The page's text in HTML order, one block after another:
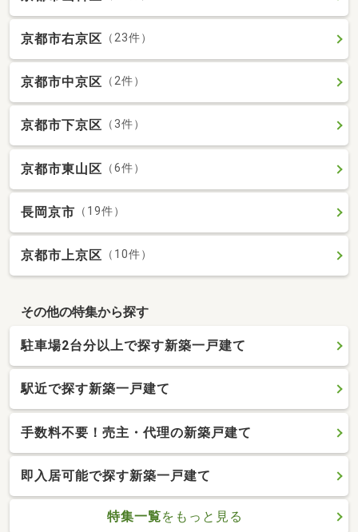
京都市右京区 （23件）
京都市中京区 （2件）
京都市下京区 （3件）
京都市東山区 （6件）
長岡京市 （19件）
京都市上京区 （10件）
その他の特集から探す
駐車場2台分以上で探す新築一戸建て
駅近で探す新築一戸建て
手数料不要！売主・代理の新築戸建て
即入居可能で探す新築一戸建て
特集一覧をもっと見る